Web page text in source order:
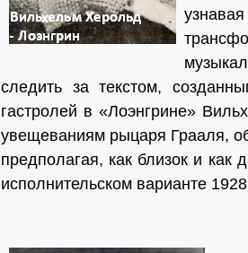
следить за текстом,
гастролей в «Лоэнгрине»
увещеваниям рыцаря Грааля,
предполагая, как близок и как
исполните­льском варианте